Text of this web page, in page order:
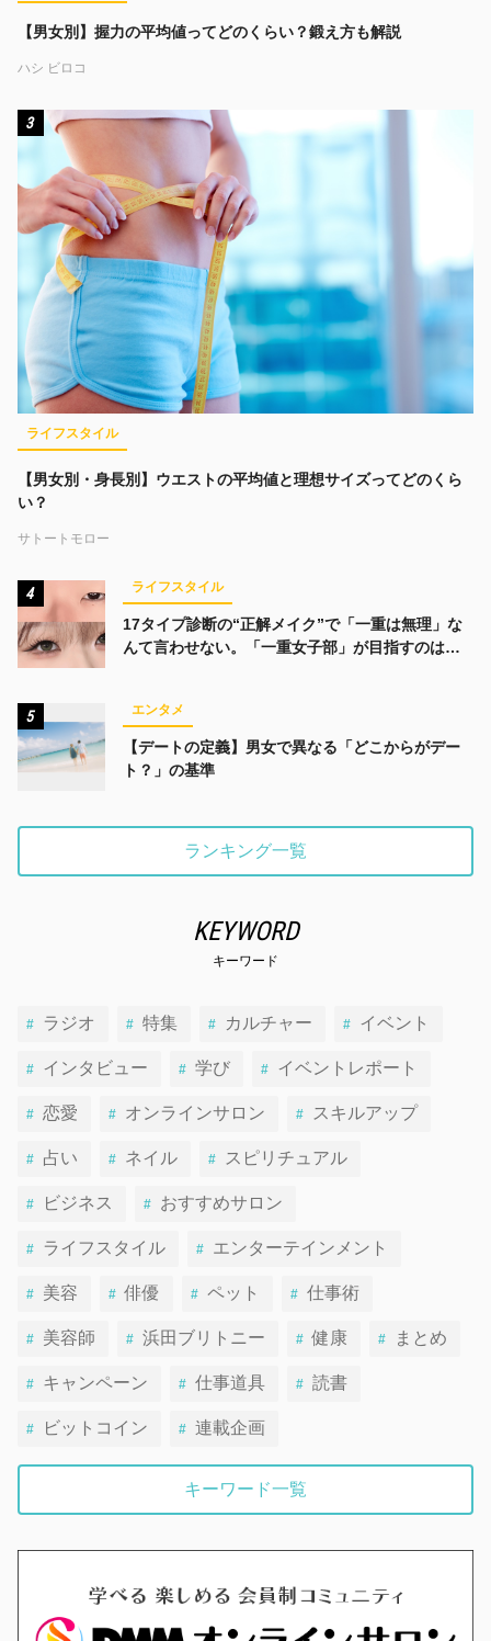
【男女別】握力の平均値ってどのくらい？鍛え方も解説
ハシ ビロコ
3
ライフスタイル
【男女別・身長別】ウエストの平均値と理想サイズってどのくら
い？
サトートモロー
4 ライフスタイル
17タイプ診断の“正解メイク”で「一重は無理」な
んて言わせない。「一重女子部」が目指すのは、
5 エンタメ
【デートの定義】男女で異なる「どこからがデー
ト？」の基準
ランキング一覧
KEYWORD
キーワード
ラジオ 特集 カルチャー イベント
インタビュー 学び イベントレポート
恋愛 オンラインサロン スキルアップ
占い ネイル スピリチュアル
ビジネス おすすめサロン
ライフスタイル エンターテインメント
美容 俳優 ペット 仕事術
美容師 浜田ブリトニー 健康 まとめ
キャンペーン 仕事道具 読書
ビットコイン 連載企画
キーワード一覧